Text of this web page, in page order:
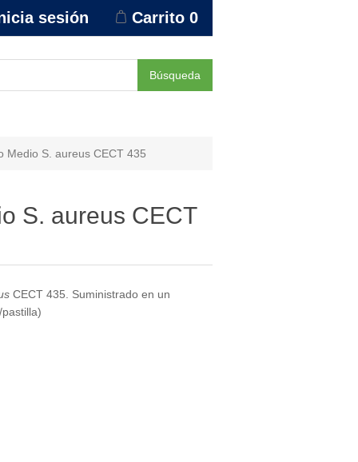
sesión Carrito 0
Búsqueda
Medio S. aureus CECT 435
S. aureus CECT
CECT 435. Suministrado en un